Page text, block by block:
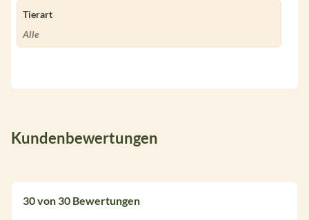
Tierart
Alle
Kundenbewertungen
30 von 30 Bewertungen